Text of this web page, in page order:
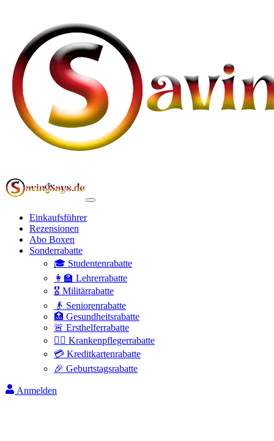
Einkaufsführer
Rezensionen
Abo Boxen
Sonderrabatte
🎓 Studentenrabatte
👩‍🏫 Lehrerrabatte
🎖️ Militärrabatte
👴 Seniorenrabatte
🏥 Gesundheitsrabatte
🚨 Ersthelferrabatte
👩‍⚕️ Krankenpflegerrabatte
💳 Kreditkartenrabatte
🎉 Geburtstagsrabatte
Anmelden